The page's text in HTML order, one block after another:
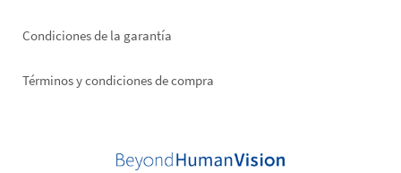
Condiciones de la garantía
Términos y condiciones de compra